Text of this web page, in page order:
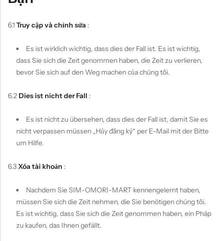
6.1Truy cập và chỉnh sửa :
Es ist wirklich wichtig, dass dies der Fall ist. Es ist wichtig,
dass Sie sich die Zeit genommen haben, die Zeit zu verlieren,
bevor Sie sich auf den Weg machen của chúng tôi.
6.2Dies ist nicht der Fall :
Es ist nicht zu übersehen, dass dies der Fall ist, damit Sie es
nicht verpassen müssen „Hủy đăng ký“ per E-Mail mit der Bitte
um Hilfe.
6.3Xóa tài khoản :
Nachdem Sie SIM-OMORI-MART kennengelernt haben,
müssen Sie sich die Zeit nehmen, die Sie benötigen chúng tôi.
Es ist wichtig, dass Sie sich die Zeit genommen haben, ein Pháp
zu kaufen, das Ihnen gefällt.